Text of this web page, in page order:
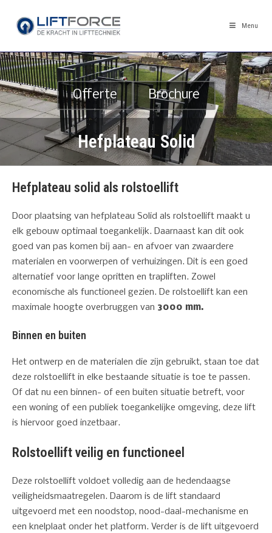
Menu
Offerte Brochure
Hefplateau Solid
Hefplateau solid als rolstoellift
Door plaatsing van hefplateau Solid als rolstoellift maakt u
elk gebouw optimaal toegankelijk. Daarnaast kan dit ook
goed van pas komen bij aan- en afvoer van zwaardere
materialen en voorwerpen of verhuizingen. Dit is een goed
alternatief voor lange opritten en trapliften. Zowel
economische als functioneel gezien. De rolstoellift kan een
maximale hoogte overbruggen van 3000 mm.
Binnen en buiten
Het ontwerp en de materialen die zijn gebruikt, staan toe dat
deze rolstoellift in elke bestaande situatie is toe te passen.
Of dat nu een binnen- of een buiten situatie betreft, voor
een woning of een publiek toegankelijke omgeving, deze lift
is hiervoor goed inzetbaar.
Rolstoellift veilig en functioneel
Deze rolstoellift voldoet volledig aan de hedendaagse
veiligheidsmaatregelen. Daarom is de lift standaard
uitgevoerd met een noodstop, nood-daal-mechanisme en
een knelplaat onder het platform. Verder is de lift uitgevoerd